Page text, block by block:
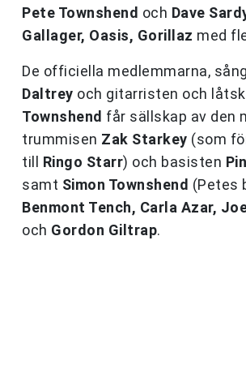
Pete Townshend och Dave
Gallager, Oasis, Gorillaz med
De officiella medlemmarna,
Daltrey och gitarristen och
Townshend får sällskap av den
trummisen Zak Starkey (som
till Ringo Starr) och basisten
samt Simon Townshend (Petes
Benmont Tench, Carla Azar,
och Gordon Giltrap.